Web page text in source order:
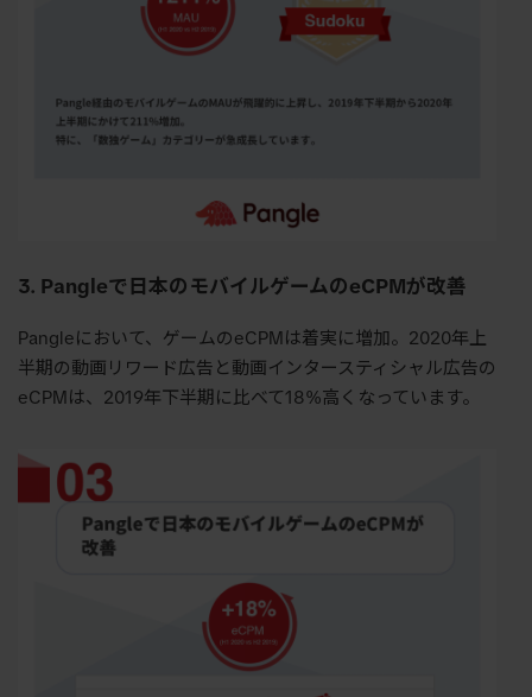
3. Pangleで日本のモバイルゲームのeCPMが改善
Pangleにおいて、ゲームのeCPMは着実に増加。2020年上
半期の動画リワード広告と動画インタースティシャル広告の
eCPMは、2019年下半期に比べて18%高くなっています。